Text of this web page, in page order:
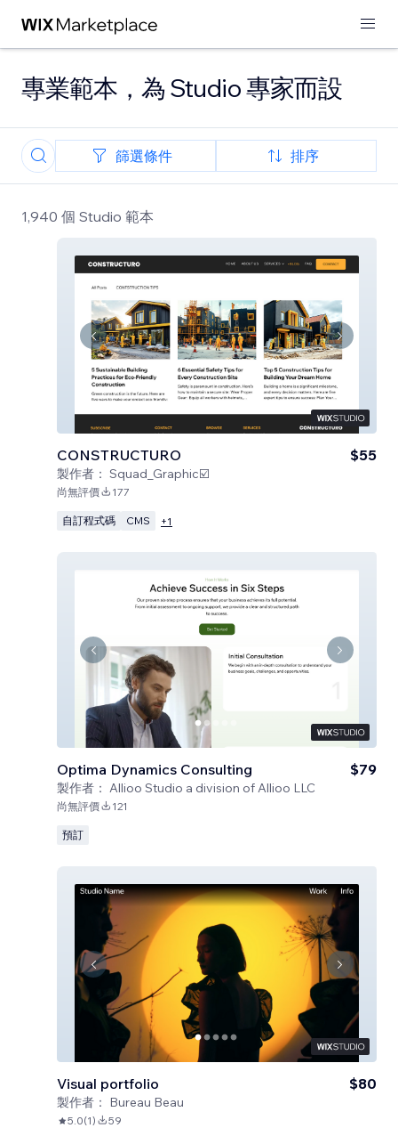
專業範本，為 Studio 專家而設
篩選條件 排序
1,940 個 Studio 範本
CONSTRUCTURO
製作者： Squad_Graphic☑️
$55
尚無評價 177
自訂程式碼 CMS +1
Optima Dynamics Consulting
製作者： Allioo Studio a division of Allioo LLC
$79
尚無評價 121
預訂
Visual portfolio
製作者： Bureau Beau
$80
5.0(1) 59